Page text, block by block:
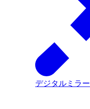
デジタルミラー